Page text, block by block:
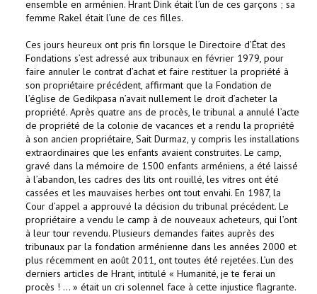
ensemble en arménien. Hrant Dink était l’un de ces garçons ; sa
femme Rakel était l’une de ces filles.
Ces jours heureux ont pris fin lorsque le Directoire d’État des
Fondations s’est adressé aux tribunaux en février 1979, pour
faire annuler le contrat d’achat et faire restituer la propriété à
son propriétaire précédent, affirmant que la Fondation de
l’église de Gedikpasa n’avait nullement le droit d’acheter la
propriété. Après quatre ans de procès, le tribunal a annulé l’acte
de propriété de la colonie de vacances et a rendu la propriété
à son ancien propriétaire, Sait Durmaz, y compris les installations
extraordinaires que les enfants avaient construites. Le camp,
gravé dans la mémoire de 1500 enfants arméniens, a été laissé
à l’abandon, les cadres des lits ont rouillé, les vitres ont été
cassées et les mauvaises herbes ont tout envahi. En 1987, la
Cour d’appel a approuvé la décision du tribunal précédent. Le
propriétaire a vendu le camp à de nouveaux acheteurs, qui l’ont
à leur tour revendu. Plusieurs demandes faites auprès des
tribunaux par la fondation arménienne dans les années 2000 et
plus récemment en août 2011, ont toutes été rejetées. L’un des
derniers articles de Hrant, intitulé « Humanité, je te ferai un
procès ! … » était un cri solennel face à cette injustice flagrante.